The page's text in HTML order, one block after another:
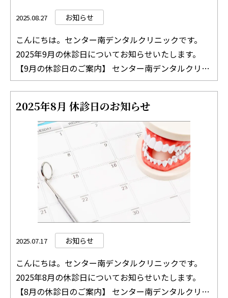
2025.08.27 お知らせ
こんにちは。センター南デンタルクリニックです。
2025年9月の休診日についてお知らせいたします。
【9月の休診日のご案内】 センター南デンタルクリニ
ックでは、火曜日、土曜日、祝日は休診日となってお
（火曜日） 9月13日（土曜日） 9月15日（月曜日※祝
日） 9月16日（火曜日） 9月20日（土曜日） 9月23日
（火曜日） 9月27日（土曜日） 9月30日（火曜日） 診
療時間外の診療について 診療時間外での診療をご希
望の場合は、事前にご相談いただければ、できる限り
対応させていただきます。 ご相談については、必ず事
前にお電話にてご連絡をお願いします。 その他ご不明
な点がございましたら、お気軽にお問い合わせくださ
い。 TEL：045-511-8312 どうぞよろしくお願いい
たします。 センター南デンタルクリニック 院長 吉
2025年8月 休診日のお知らせ
2025.07.17 お知らせ
こんにちは。センター南デンタルクリニックです。
2025年8月の休診日についてお知らせいたします。
【8月の休診日のご案内】 センター南デンタルクリニ